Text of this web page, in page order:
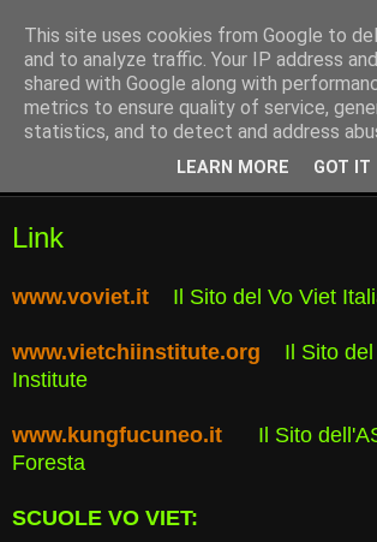
Link
www.voviet.it Il Sito del Vo Viet
www.vietchiinstitute.org Il Sito del
Institute
www.kungfucuneo.it
Il Sito
Foresta
SCUOLE VO VIET:
This site uses cookies from Google to
and to analyze traffic. Your IP address
shared with Google along with
metrics to ensure quality of service,
statistics, and to detect and address
LEARN MORE GOT IT